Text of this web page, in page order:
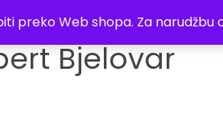
preko Web shopa. Za
Bjelovar